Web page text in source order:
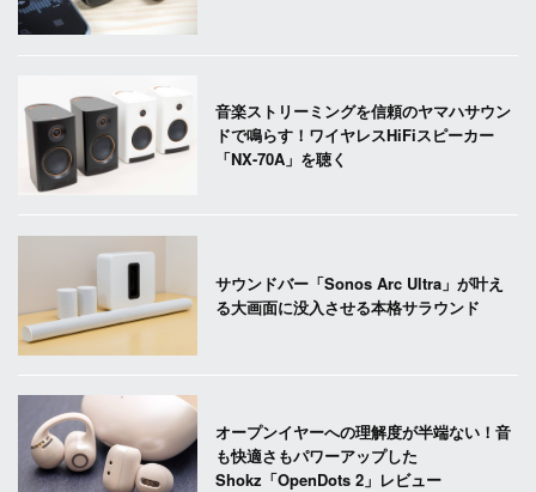
音楽ストリーミングを信頼のヤマハサウン
ドで鳴らす！ワイヤレスHiFiスピーカー
「NX-70A」を聴く
サウンドバー「Sonos Arc Ultra」が叶え
る大画面に没入させる本格サラウンド
オープンイヤーへの理解度が半端ない！音
も快適さもパワーアップした
Shokz「OpenDots 2」レビュー